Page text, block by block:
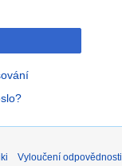
Vyloučení odpovědnosti